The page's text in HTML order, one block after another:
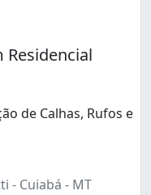
Residencial
de Calhas, Rufos e
- Cuiabá - MT